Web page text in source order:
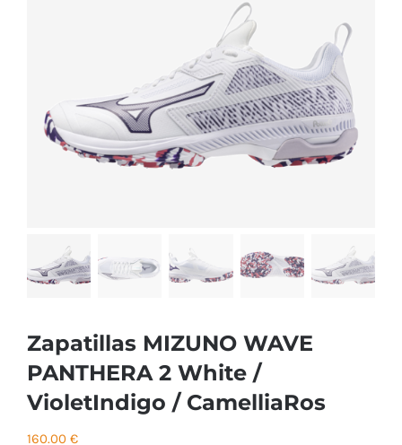
Zapatillas MIZUNO WAVE
PANTHERA 2 White /
VioletIndigo / CamelliaRos
160.00 €